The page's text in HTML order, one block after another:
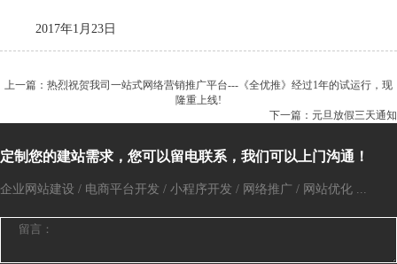
2017年1月23日
上一篇：热烈祝贺我司一站式网络营销推广平台---《全优推》经过1年的试运行，现
隆重上线!
下一篇：元旦放假三天通知
定制您的建站需求，您可以留电联系，我们可以上门沟通！
企业网站建设 / 电商平台开发 / 小程序开发 / 网络推广 / 网站优化 ...